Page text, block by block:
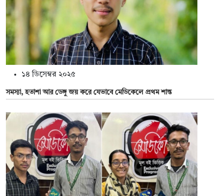
১৪ ডিসেম্বর ২০২৫
সমস্যা, হতাশা আর ডেঙ্গু জয় করে যেভাবে মেডিকেলে প্রথম শান্ত